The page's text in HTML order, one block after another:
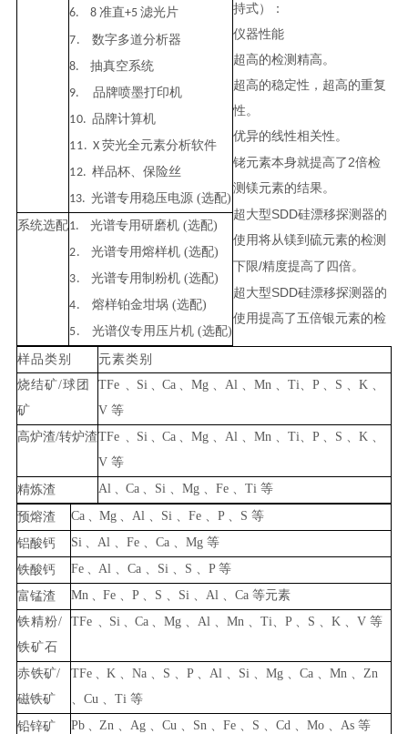
6. 8 准直+5 滤光片
7.
数字多道分析器
8. 抽真空系统
9. 品牌喷墨打印机
10. 品牌计算机
11. X 荧光全元素分析软件
12. 样品杯、保险丝
13. 光谱专用稳压电源 (选配)
系统选配1. 光谱专用研磨机 (选配)
2. 光谱专用熔样机 (选配)
3. 光谱专用制粉机 (选配)
4. 熔样铂金坩埚 (选配)
5. 光谱仪专用压片机 (选配)
样品类别
元素类别
烧结矿/球团
矿
TFe Si Ca Mg Al Mn Ti P S K
V 等
高炉渣/转炉渣TFe Si Ca Mg Al Mn Ti P S K
V 等
精炼渣 Al Ca Si Mg Fe Ti 等
预熔渣 Ca Mg Al Si Fe P S 等
铝酸钙 Si Al Fe Ca Mg 等
铁酸钙
Fe Al Ca Si S P 等
富锰渣
Mn Fe P S Si Al Ca 等元素
铁精粉/
铁矿石
TFe Si Ca Mg Al Mn Ti P S K V 等
赤铁矿/
磁铁矿
TFe K Na S P Al Si Mg Ca Mn
Zn
Cu Ti 等
铅锌矿 Pb Zn Ag Cu Sn Fe S Cd Mo As 等
持式）：
仪器性能
超高的检测精高。
超高的稳定性，超高的重复
性。
优异的线性相关性。
铑元素本身就提高了 2倍检
测镁元素的结果。
超大型SDD硅漂移探测器的
使用将从镁到硫元素的检测
下限/精度提高了四倍。
超大型SDD硅漂移探测器的
使用提高了五倍银元素的检